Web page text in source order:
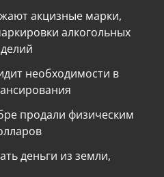
акцизные марки,
алкогольных
необходимости в
продали физическим
деньги из земли,